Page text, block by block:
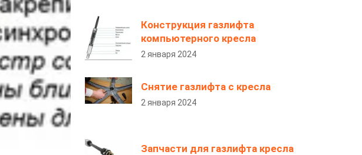
Конструкция газлифта
компьютерного кресла
2 января 2024
Снятие газлифта с кресла
2 января 2024
Запчасти для газлифта кресла